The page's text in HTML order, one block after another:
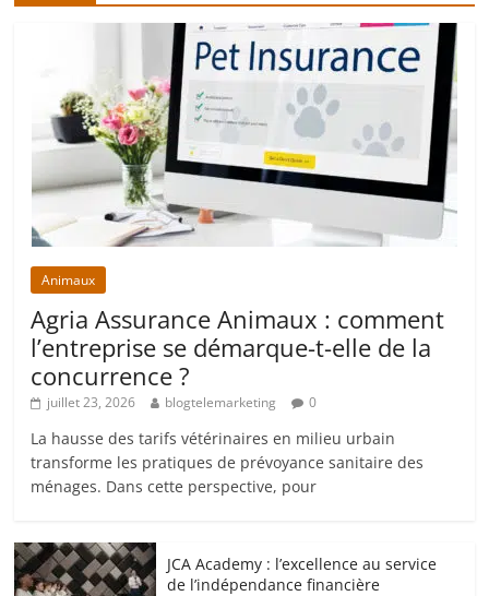
Animaux
Agria Assurance Animaux : comment
l’entreprise se démarque-t-elle de la
concurrence ?
juillet 23, 2026 blogtelemarketing 0
La hausse des tarifs vétérinaires en milieu urbain
transforme les pratiques de prévoyance sanitaire des
ménages. Dans cette perspective, pour
JCA Academy : l’excellence au service
de l’indépendance financière